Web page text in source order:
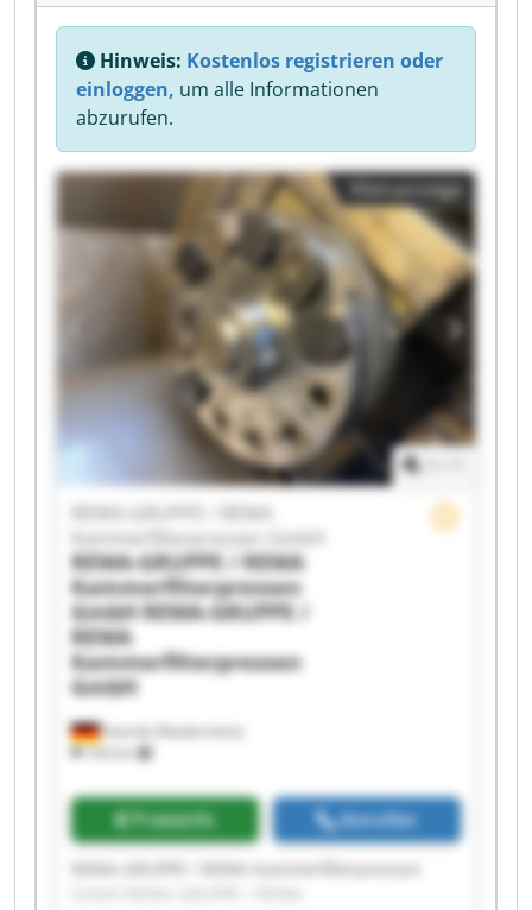
Hinweis: Kostenlos registrieren oder
einloggen, um alle Informationen
abzurufen.
Kleinanzeige
Voerde (Niederrhein)
726 km
Kammerfilterpressen GmbH
REWA-GRUPPE / REWA
Kammerfilterpressen
GmbHREWA-GRUPPE /
REWA
Kammerfilterpressen
GmbH
Preisinfo Anrufen